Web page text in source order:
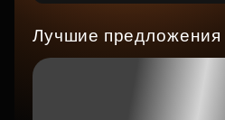
Лучшие предложения